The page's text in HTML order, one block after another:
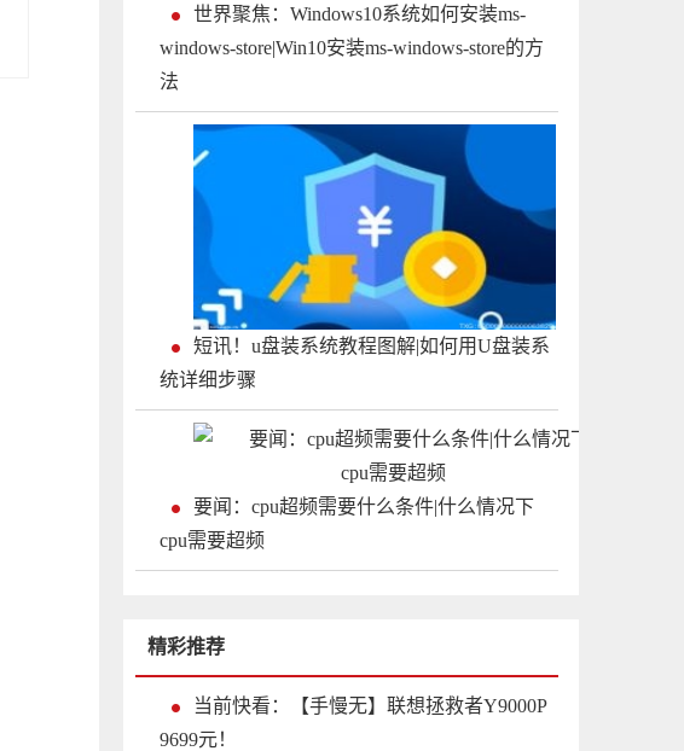
世界聚焦：Windows10系统如何安装ms-
windows-store|Win10安装ms-windows-store的方
法
短讯！u盘装系统教程图解|如何用U盘装系
统详细步骤
要闻：cpu超频需要什么条件|什么情况下
cpu需要超频
精彩推荐
当前快看：【手慢无】联想拯救者Y9000P
9699元！